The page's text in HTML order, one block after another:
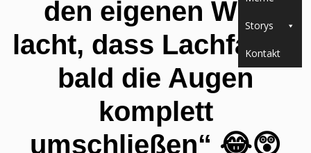
Storys
Kontakt
den eigenen Witz
lacht, dass Lachfalten
bald die Augen
komplett
umschließen“ 😂😲